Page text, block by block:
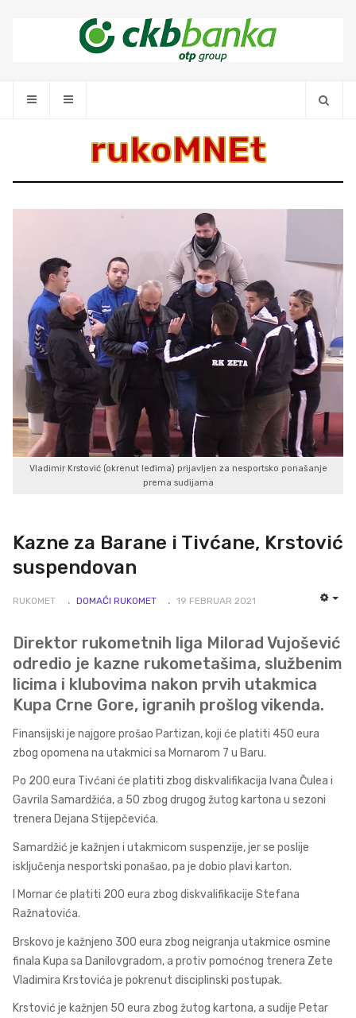
rukoMNEt
Vladimir Krstović (okrenut leđima) prijavljen za nesportsko ponašanje
prema sudijama
Kazne za Barane i Tivćane, Krstović
suspendovan
RUKOMET DOMAĆI RUKOMET 19 FEBRUAR 2021
Direktor rukometnih liga Milorad Vujošević
odredio je kazne rukometašima, službenim
licima i klubovima nakon prvih utakmica
Kupa Crne Gore, igranih prošlog vikenda.
Finansijski je najgore prošao Partizan, koji će platiti 450 eura
zbog opomena na utakmici sa Mornarom 7 u Baru.
Po 200 eura Tivćani će platiti zbog diskvalifikacija Ivana Čulea i
Gavrila Samardžića, a 50 zbog drugog žutog kartona u sezoni
trenera Dejana Stijepčevića.
Samardžić je kažnjen i utakmicom suspenzije, jer se poslije
isključenja nesportski ponašao, pa je dobio plavi karton.
I Mornar će platiti 200 eura zbog diskvalifikacije Stefana
Ražnatovića.
Brskovo je kažnjeno 300 eura zbog neigranja utakmice osmine
finala Kupa sa Danilovgradom, a protiv pomoćnog trenera Zete
Vladimira Krstovića je pokrenut disciplinski postupak.
Krstović je kažnjen 50 eura zbog žutog kartona, a sudije Petar